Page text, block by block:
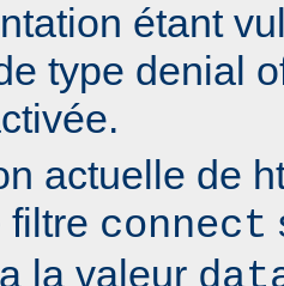
étant
type denial
actuelle de
filtre connect
la valeur